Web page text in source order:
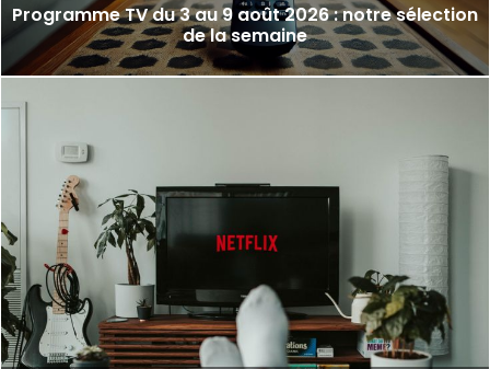
Programme TV du 3 au 9 août 2026 : notre sélection
de la semaine